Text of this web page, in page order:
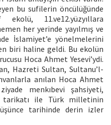
bu sufilerin öncülüğünde
11.ve12.yüzyıllara
her yerinde yayılmış ve
İslamiyet’e yönelmelerini
biri haline geldi. Bu ekolün
Hoca Ahmet Yesevi’ydi.
Hazreti Sultan, Sultanu’l-
anılan Hoca Ahmet
menkıbevi şahsiyeti,
tarikatı ile Türk milletinin
tarihinde derin izler